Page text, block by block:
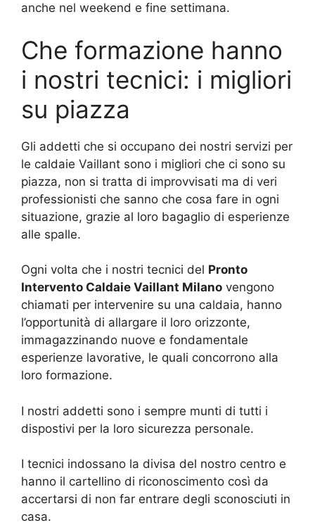
anche nel weekend e fine settimana.
Che formazione hanno
i nostri tecnici: i migliori
su piazza
Gli addetti che si occupano dei nostri servizi per
le caldaie Vaillant sono i migliori che ci sono su
piazza, non si tratta di improvvisati ma di veri
professionisti che sanno che cosa fare in ogni
situazione, grazie al loro bagaglio di esperienze
alle spalle.
Ogni volta che i nostri tecnici del Pronto
Intervento Caldaie Vaillant Milano vengono
chiamati per intervenire su una caldaia, hanno
l’opportunità di allargare il loro orizzonte,
immagazzinando nuove e fondamentale
esperienze lavorative, le quali concorrono alla
loro formazione.
I nostri addetti sono i sempre munti di tutti i
dispostivi per la loro sicurezza personale.
I tecnici indossano la divisa del nostro centro e
hanno il cartellino di riconoscimento così da
accertarsi di non far entrare degli sconosciuti in
casa.